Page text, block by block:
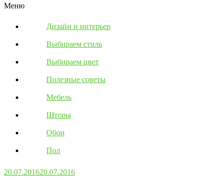
Меню
Дизайн и интерьер
Выбираем стиль
Выбираем цвет
Полезные советы
Мебель
Шторы
Обои
Пол
20.07.201620.07.2016